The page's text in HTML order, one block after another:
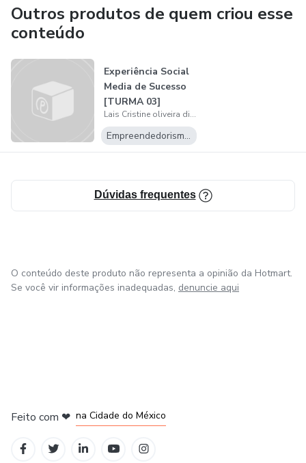
Outros produtos de quem criou esse
conteúdo
Experiência Social
Media de Sucesso
[TURMA 03]
Lais Cristine oliveira dias
Empreendedorismo Digital
Dúvidas frequentes
O conteúdo deste produto não representa a opinião da Hotmart.
Se você vir informações inadequadas, denuncie aqui
Feito com ❤ na Cidade do México